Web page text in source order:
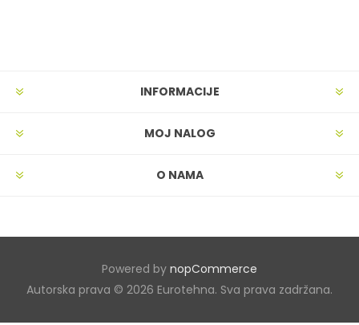
INFORMACIJE
MOJ NALOG
O NAMA
Powered by nopCommerce
Autorska prava © 2026 Eurotehna. Sva prava zadržana.